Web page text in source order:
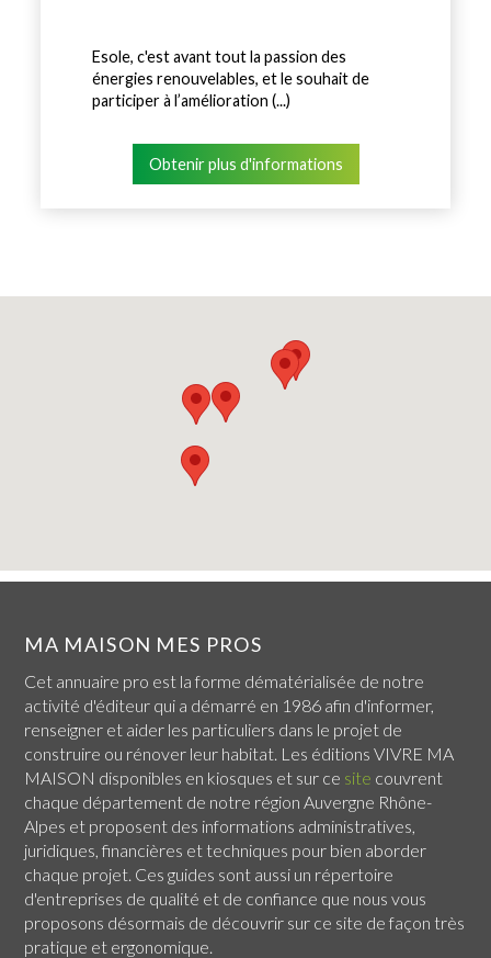
Esole, c'est avant tout la passion des
énergies renouvelables, et le souhait de
participer à l’amélioration (...)
Obtenir plus d'informations
MA MAISON MES PROS
Cet annuaire pro est la forme dématérialisée de notre
activité d'éditeur qui a démarré en 1986 afin d'informer,
renseigner et aider les particuliers dans le projet de
construire ou rénover leur habitat. Les éditions VIVRE MA
MAISON disponibles en kiosques et sur ce site couvrent
chaque département de notre région Auvergne Rhône-
Alpes et proposent des informations administratives,
juridiques, financières et techniques pour bien aborder
chaque projet. Ces guides sont aussi un répertoire
d'entreprises de qualité et de confiance que nous vous
proposons désormais de découvrir sur ce site de façon très
pratique et ergonomique.